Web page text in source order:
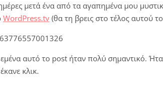
μετά ένα από τα αγαπημένα μου
WordPress.tv (θα τη βρεις στο τέλος αυτού
αυτό το post ήταν πολύ σημαντικό.
κλικ.